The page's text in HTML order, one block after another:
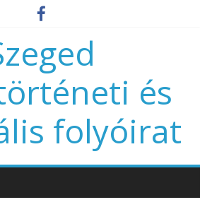
és
folyóirat